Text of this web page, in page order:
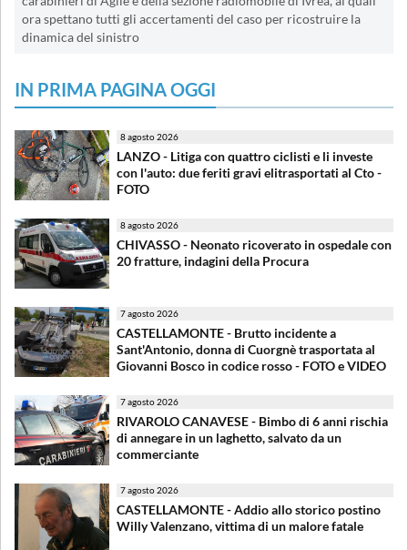
ora spettano tutti gli accertamenti del caso per ricostruire la
dinamica del sinistro
IN PRIMA PAGINA OGGI
8 agosto 2026
LANZO - Litiga con quattro ciclisti e li investe
con l'auto: due feriti gravi elitrasportati al Cto -
FOTO
8 agosto 2026
CHIVASSO - Neonato ricoverato in ospedale con
20 fratture, indagini della Procura
7 agosto 2026
CASTELLAMONTE - Brutto incidente a
Sant'Antonio, donna di Cuorgnè trasportata al
Giovanni Bosco in codice rosso - FOTO e VIDEO
7 agosto 2026
RIVAROLO CANAVESE - Bimbo di 6 anni rischia
di annegare in un laghetto, salvato da un
commerciante
7 agosto 2026
CASTELLAMONTE - Addio allo storico postino
Willy Valenzano, vittima di un malore fatale